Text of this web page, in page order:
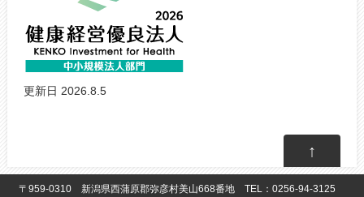
更新日 2026.8.5
↑
〒959-0310 新潟県西蒲原郡弥彦村美山668番地 TEL：0256-94-3125